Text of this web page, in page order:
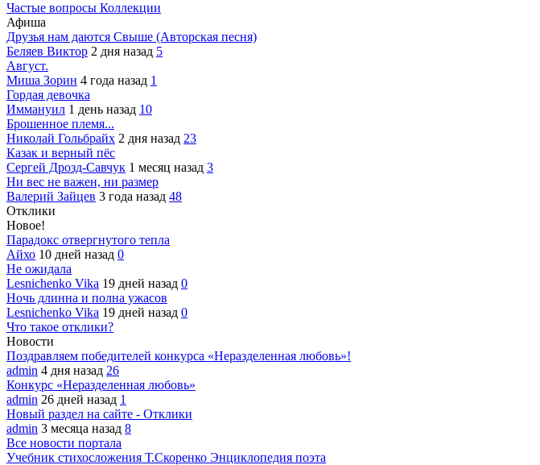
Частые вопросы Коллекции
Афиша
Друзья нам даются Свыше (Авторская песня)
Беляев Виктор 2 дня назад 5
Август.
Миша Зорин 4 года назад 1
Гордая девочка
Иммануил 1 день назад 10
Брошенное племя...
Николай Гольбрайх 2 дня назад 23
Казак и верный пёс
Сергей Дрозд-Савчук 1 месяц назад 3
Ни вес не важен, ни размер
Валерий Зайцев 3 года назад 48
Отклики
Новое!
Парадокс отвергнутого тепла
Айхо 10 дней назад 0
Не ожидала
Lesnichenko Vika 19 дней назад 0
Ночь длинна и полна ужасов
Lesnichenko Vika 19 дней назад 0
Что такое отклики?
Новости
Поздравляем победителей конкурса «Неразделенная любовь»!
admin 4 дня назад 26
Конкурс «Неразделенная любовь»
admin 26 дней назад 1
Новый раздел на сайте - Отклики
admin 3 месяца назад 8
Все новости портала
Учебник стихосложения Т.Скоренко Энциклопедия поэта